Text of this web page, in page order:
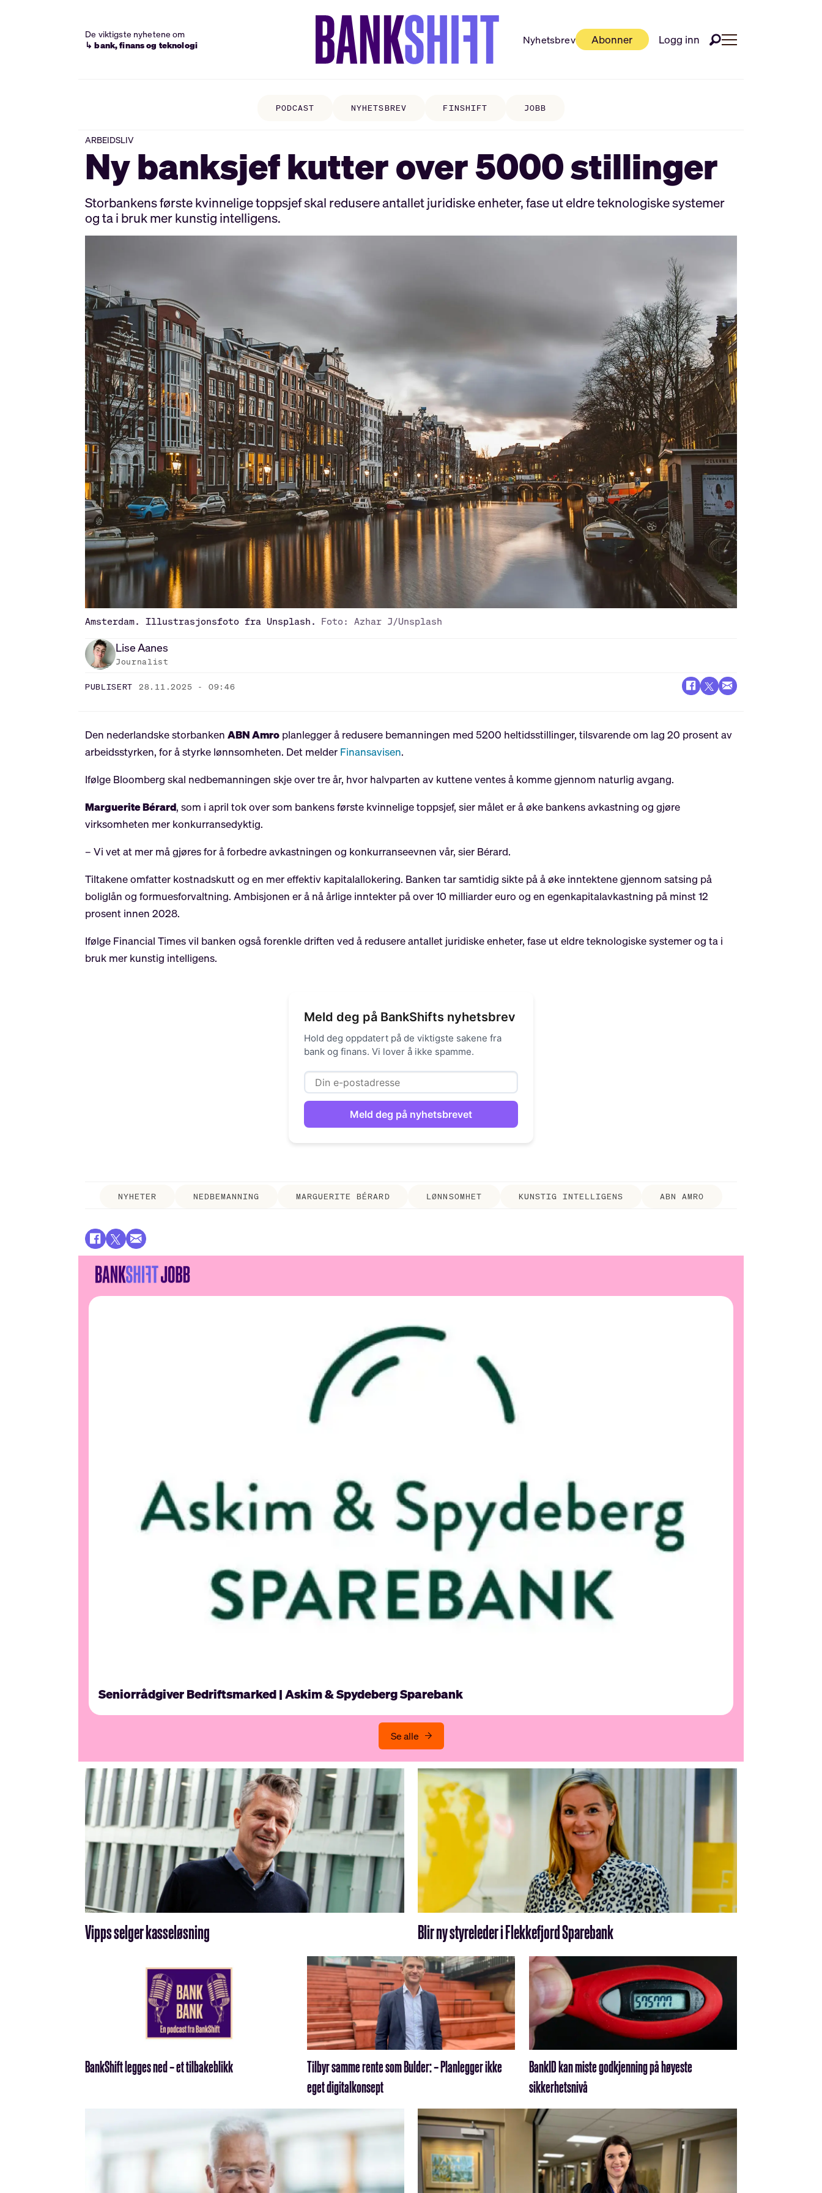
De viktigste nyhetene om
↳ bank, finans og teknologi
Nyhetsbrev Abonner Logg inn
PODCAST NYHETSBREV FINSHIFT JOBB
ARBEIDSLIV
Ny banksjef kutter over 5000 stillinger
Storbankens første kvinnelige toppsjef skal redusere antallet juridiske enheter, fase ut eldre teknologiske systemer
og ta i bruk mer kunstig intelligens.
Amsterdam. Illustrasjonsfoto fra Unsplash. Foto: Azhar J/Unsplash
LiseAanes
Journalist
PUBLISERT 28.11.2025 - 09:46
Den nederlandske storbankenABN Amro planlegger å redusere bemanningen med 5200 heltidsstillinger, tilsvarende om lag 20 prosent av
arbeidsstyrken, for å styrke lønnsomheten. Det melder Finansavisen.
Ifølge Bloomberg skal nedbemanningen skje over tre år, hvor halvparten av kuttene ventes å komme gjennom naturlig avgang.
Marguerite Bérard, som i april tok over som bankens første kvinnelige toppsjef, sier målet er å øke bankens avkastning og gjøre
virksomheten mer konkurransedyktig.
– Vi vet at mer må gjøres for å forbedre avkastningen og konkurranseevnen vår, sier Bérard.
Tiltakene omfatter kostnadskutt og en mer effektiv kapitalallokering. Banken tar samtidig sikte på å øke inntektene gjennom satsing på
boliglån og formuesforvaltning. Ambisjonen er å nå årlige inntekter på over 10 milliarder euro og en egenkapitalavkastning på minst 12
prosent innen 2028.
Ifølge Financial Times vil banken også forenkle driften ved å redusere antallet juridiske enheter, fase ut eldre teknologiske systemer og ta i
bruk mer kunstig intelligens.
Meld deg på BankShifts nyhetsbrev
Hold deg oppdatert på de viktigste sakene fra
bank og finans. Vi lover å ikke spamme.
NYHETER NEDBEMANNING MARGUERITE BÉRARD LØNNSOMHET KUNSTIG INTELLIGENS ABN AMRO
Seniorrådgiver Bedriftsmarked | Askim & Spydeberg Sparebank
Se alle
Vipps selger kasseløsning Blir ny styreleder i Flekkefjord Sparebank
BankShift legges ned – et tilbakeblikk
Tilbyr samme rente som Bulder: – Planlegger ikke
eget digitalkonsept
BankID kan miste godkjenning på høyeste
sikkerhetsnivå